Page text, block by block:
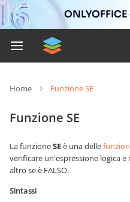
Home Funzione SE
Funzione SE
La funzioneSEè una delle
verificare un'espressione logica e
altro se è FALSO.
Sintassi